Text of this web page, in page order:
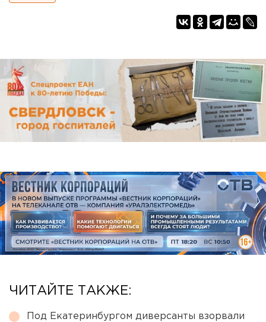
ЧИТАЙТЕ ТАКЖЕ:
Под Екатеринбургом диверсанты взорвали